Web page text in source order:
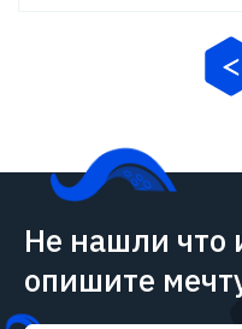
Не нашли что
опишите